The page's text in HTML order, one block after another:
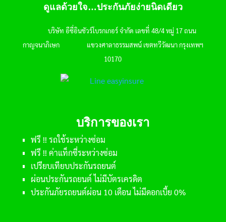
ดูแลด้วยใจ…ประกันภัยง่ายนิดเดียว
บริษัท อีซี่อินชัวร์โบรกเกอร์ จำกัด เลขที่ 48/4 หมู่ 17 ถนน
กาญจนาภิเษก แขวงศาลาธรรมสพน์ เขตทวีวัฒนา กรุงเทพฯ
10170
บริการของเรา
ฟรี !! รถใช้ระหว่างซ่อม
ฟรี !! ค่าแท็กซี่ระหว่างซ่อม
เปรียบเทียบประกันรถยนต์
ผ่อนประกันรถยนต์ ไม่มีบัตรเครดิต
ประกันภัยรถยนต์ผ่อน 10 เดือน ไม่มีดอกเบี้ย 0%